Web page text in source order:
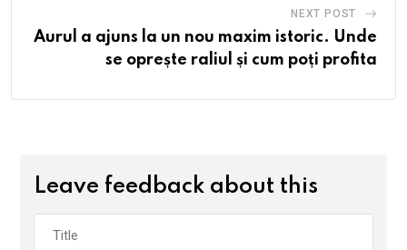
NEXT POST
Aurul a ajuns la un nou maxim istoric. Unde
se oprește raliul și cum poți profita
Leave feedback about this